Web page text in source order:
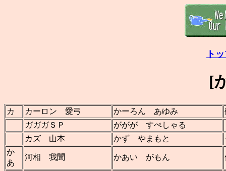
ト
[
カ カーロン 愛弓 かーろん あゆみ
ガガガＳＰ
ががが すぺしゃる
カズ 山本
かず やまもと
か
あ
河相 我聞 かあい がもん